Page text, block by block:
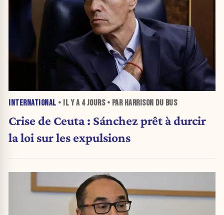
INTERNATIONAL • IL Y A 4 JOURS• PAR HARRISON DU BUS
Crise de Ceuta : Sánchez prêt à durcir
la loi sur les expulsions